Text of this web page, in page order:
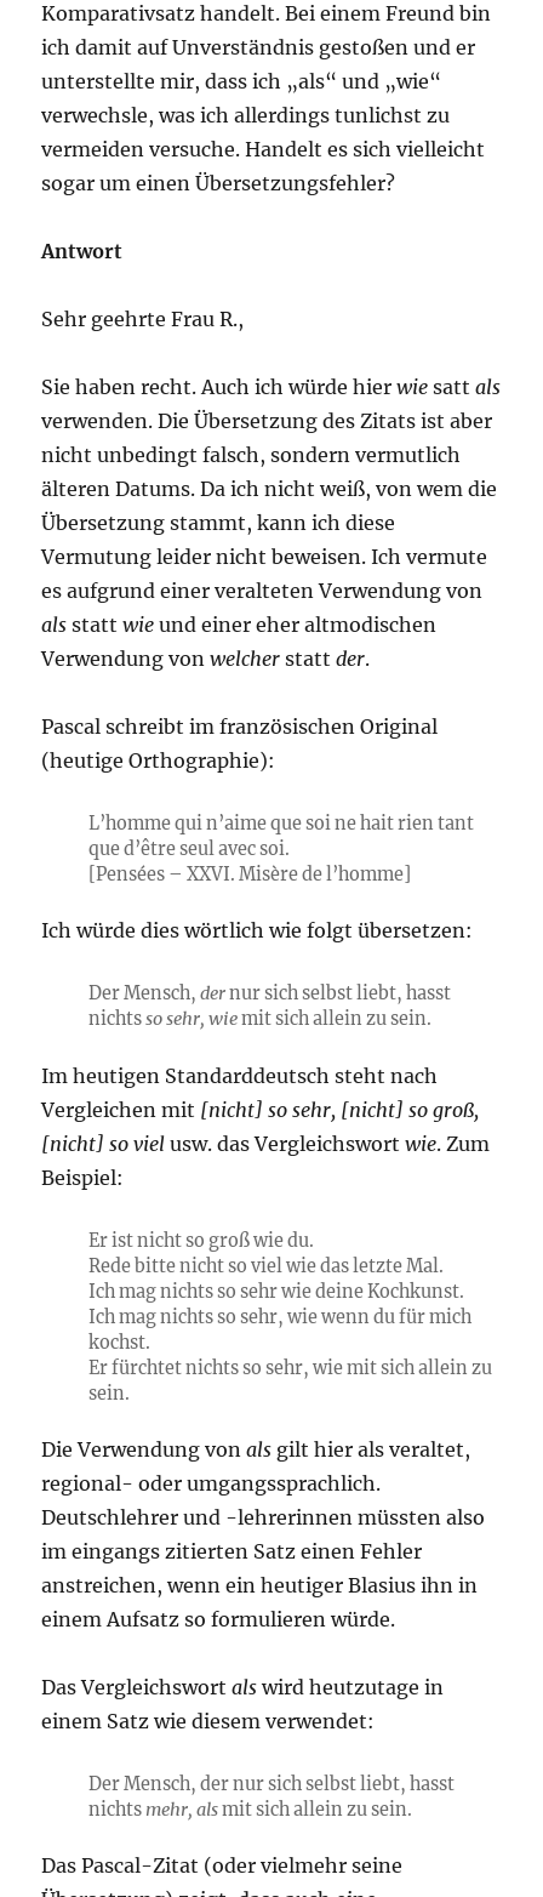
Komparativsatz handelt. Bei einem Freund bin
ich damit auf Unverständnis gestoßen und er
unterstellte mir, dass ich „als“ und „wie“
verwechsle, was ich allerdings tunlichst zu
vermeiden versuche. Handelt es sich vielleicht
sogar um einen Übersetzungsfehler?
Antwort
Sehr geehrte Frau R.,
Sie haben recht. Auch ich würde hierwie sattals
verwenden. Die Übersetzung des Zitats ist aber
nicht unbedingt falsch, sondern vermutlich
älteren Datums. Da ich nicht weiß, von wem die
Übersetzung stammt, kann ich diese
Vermutung leider nicht beweisen. Ich vermute
es aufgrund einer veralteten Verwendung von
als stattwie und einer eher altmodischen
Verwendung vonwelcher stattder.
Pascal schreibt im französischen Original
(heutige Orthographie):
L’homme qui n’aime que soi ne hait rien tant
que d’être seul avec soi.
[Pensées – XXVI. Misère de l’homme]
Ich würde dies wörtlich wie folgt übersetzen:
Der Mensch, dernur sich selbst liebt, hasst
nichtsso sehr, wiemit sich allein zu sein.
Im heutigen Standarddeutsch steht nach
Vergleichen mit [nicht] so sehr, [nicht] so groß,
[nicht] so vielusw. das Vergleichswortwie. Zum
Beispiel:
Er ist nicht so groß wie du.
Rede bitte nicht so viel wie das letzte Mal.
Ich mag nichts so sehr wie deine Kochkunst.
Ich mag nichts so sehr, wie wenn du für mich
kochst.
Er fürchtet nichts so sehr, wie mit sich allein zu
sein.
Die Verwendung vonals gilt hier als veraltet,
regional- oder umgangssprachlich.
Deutschlehrer und -lehrerinnen müssten also
im eingangs zitierten Satz einen Fehler
anstreichen, wenn ein heutiger Blasius ihn in
einem Aufsatz so formulieren würde.
Das Vergleichswortals wird heutzutage in
einem Satz wie diesem verwendet:
Der Mensch, der nur sich selbst liebt, hasst
nichts mehr, alsmit sich allein zu sein.
Das Pascal-Zitat (oder vielmehr seine